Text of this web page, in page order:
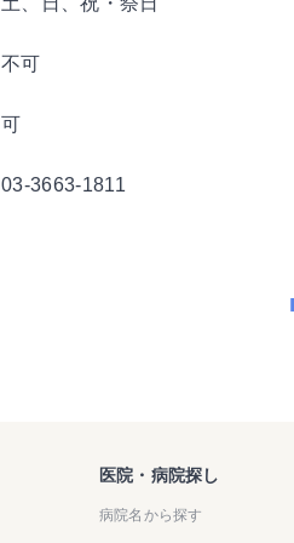
不可
可
03-3663-1811
医院・病院探し
病院名から探す